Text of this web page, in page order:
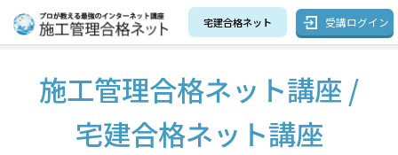
宅建合格ネット 受講ログイン
施工管理合格ネット講座 /
宅建合格ネット講座